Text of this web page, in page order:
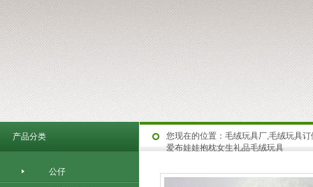
您现在的位置： 毛绒玩具厂,毛绒玩具
爱布娃娃抱枕女生礼品毛绒玩具
产品分类
公仔